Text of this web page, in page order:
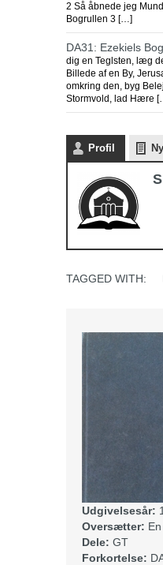
2 Så åbnede jeg
Bogrullen 3 […]
DA31: Ezekiels
dig en Teglsten, læg
Billede af en By,
omkring den, byg
Stormvold, lad Hære
Profil
TAGGED WITH:
Udgivelsesår:
Oversætter:
Dele: GT
Forkortelse: